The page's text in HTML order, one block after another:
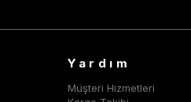
Yardım
Müşteri Hizmetleri